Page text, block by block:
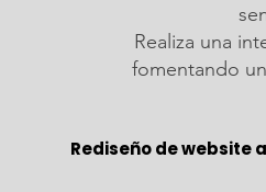
Realiza una
fomentando
Rediseño de website